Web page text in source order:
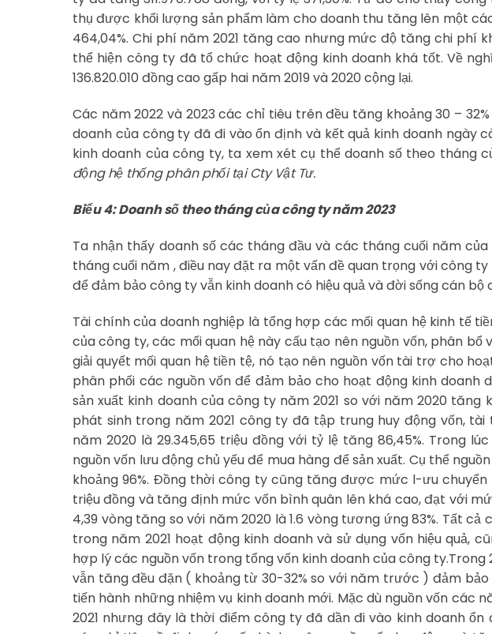
thụ được khối lượng sản phẩm làm cho doanh thu tăng lên một
464,04%. Chi phí năm 2021 tăng cao nhưng mức độ tăng chi phí
thể hiện công ty đã tổ chức hoạt động kinh doanh khá tốt. Về
136.820.010 đồng cao gấp hai năm 2019 và 2020 cộng lại.
Các năm 2022 và 2023 các chỉ tiêu trên đều tăng khoảng 30 –
doanh của công ty đã đi vào ổn định và kết quả kinh doanh ngày
kinh doanh của công ty, ta xem xét cụ thể doanh số theo tháng
động hệ thống phân phối tại Cty Vật Tư.
Biểu 4: Doanh số theo tháng của công ty năm 2023
Ta nhận thấy doanh số các tháng đầu và các tháng cuối năm
tháng cuối năm , điều nay đặt ra một vấn đề quan trọng với công
để đảm bảo công ty vẫn kinh doanh có hiệu quả và đời sống cán
Tài chính của doanh nghiệp là tổng hợp các mối quan hệ kinh tế
của công ty, các mối quan hệ này cấu tạo nên nguồn vốn, phân
giải quyết mối quan hệ tiền tệ, nó tạo nên nguồn vốn tài trợ cho
phân phối các nguồn vốn để đảm bảo cho hoạt động kinh doanh
sản xuất kinh doanh của công ty năm 2021 so với năm 2020
phát sinh trong năm 2021 công ty đã tập trung huy động vốn,
năm 2020 là 29.345,65 triệu đồng với tỷ lệ tăng 86,45%. Trong
nguồn vốn lưu động chủ yếu để mua hàng để sản xuất. Cụ thể
khoảng 96%. Đồng thời công ty cũng tăng được mức l-ưu chuyển
triệu đồng và tăng định mức vốn bình quân lên khá cao, đạt với
4,39 vòng tăng so với năm 2020 là 1.6 vòng tương ứng 83%. Tất
trong năm 2021 hoạt động kinh doanh và sử dụng vốn hiệu quả,
hợp lý các nguồn vốn trong tổng vốn kinh doanh của công ty.Trong
vẫn tăng đều đặn ( khoảng từ 30-32% so với năm trước ) đảm
tiến hành những nhiệm vụ kinh doanh mới. Mặc dù nguồn vốn các
2021 nhưng đây là thời điểm công ty đã dần đi vào kinh doanh